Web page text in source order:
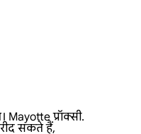
Mayotte प्रॉक्सी.
सकते हैं,